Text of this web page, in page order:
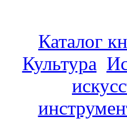
Каталог
Культура